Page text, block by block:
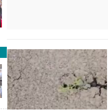
05 آبان 1404